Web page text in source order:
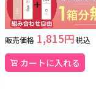
販売価格 1,815 税込
カートに入れる